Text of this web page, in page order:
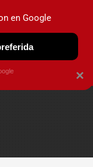
×
en Google